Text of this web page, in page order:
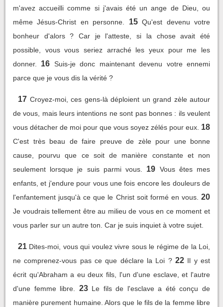
m'avez accueilli comme si j'avais été un ange de Dieu, ou
même Jésus-Christ en personne.
15 Qu'est devenu votre
bonheur d'alors ? Car je l'atteste, si la chose avait été
possible, vous vous seriez arraché les yeux pour me les
donner.
16 Suis-je donc maintenant devenu votre ennemi
parce que je vous dis la vérité ?
17 Croyez-moi, ces gens-là déploient un grand zèle autour
de vous, mais leurs intentions ne sont pas bonnes : ils veulent
vous détacher de moi pour que vous soyez zélés pour eux. 18
C'est très beau de faire preuve de zèle pour une bonne
cause, pourvu que ce soit de manière constante et non
seulement lorsque je suis parmi vous.
19 Vous êtes mes
enfants, et j'endure pour vous une fois encore les douleurs de
l'enfantement jusqu'à ce que le Christ soit formé en vous. 20
Je voudrais tellement être au milieu de vous en ce moment et
vous parler sur un autre ton. Car je suis inquiet à votre sujet.
21 Dites-moi, vous qui voulez vivre sous le régime de la Loi,
ne comprenez-vous pas ce que déclare la Loi ? 22 Il y est
écrit qu'Abraham a eu deux fils, l'un d'une esclave, et l'autre
d'une femme libre.
23 Le fils de l'esclave a été conçu de
manière purement humaine. Alors que le fils de la femme libre